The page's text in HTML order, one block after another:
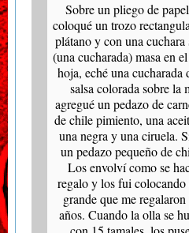
Sobre un pliego de
coloqué un trozo
plátano y con una cuchara
(una cucharada) masa en
hoja, eché una cucharada
salsa colorada sobre la
agregué un pedazo de
de chile pimiento, una
una negra y una ciruela.
un pedazo pequeño de
Los envolví como se
regalo y los fui colocando
grande que me
años. Cuando la olla se